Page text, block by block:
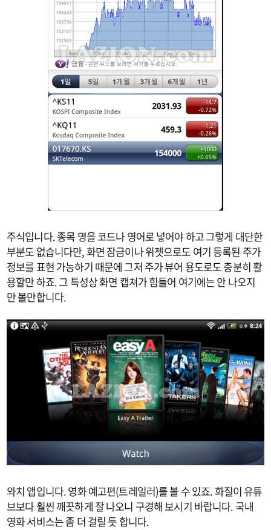
주식입니다. 종목 명을 코드나 영어로 넣어야 하고 그렇게 대단한
부분도 없습니다만, 화면 잠금이나 위젯으로도 여기 등록된 주가
정보를 표현 가능하기 때문에 그저 주가 뷰어 용도로도 충분히 활
용할만 하죠. 그 특성상 화면 캡쳐가 힘들어 여기에는 안 나오지
만 볼만합니다.
와치 앱입니다. 영화 예고편(트레일러)를 볼 수 있죠. 화질이 유튜
브보다 훨씬 깨끗하게 잘 나오니 구경해 보시기 바랍니다. 국내
영화 서비스는 좀 더 걸릴 듯 합니다.